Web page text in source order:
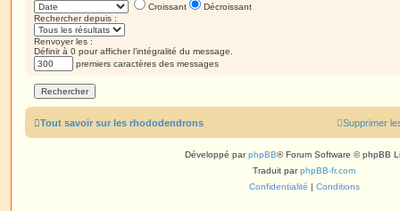
Croissant
Décroissant
Rechercher depuis :
Renvoyer les :
Définir à 0 pour afficher l’intégralité du message.
premiers caractères des messages
Tout savoir sur les rhododendrons Supprimer
Développé parphpBB® Forum Software © phpBB
Traduit parphpBB-fr.com
Confidentialité | Conditions